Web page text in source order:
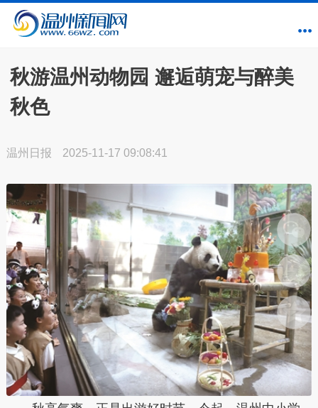
秋游温州动物园 邂逅萌宠与醉美
秋色
温州日报 2025-11-17 09:08:41